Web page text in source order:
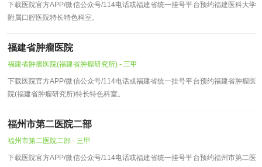
下载医院官方APP/微信公众号/114电话或福建省统一挂号平台预约福建医科大学
附属口腔医院特长特色科室。
福建省肿瘤医院
福建省肿瘤医院(福建省肿瘤研究所) - 三甲
下载医院官方APP/微信公众号/114电话或福建省统一挂号平台预约福建省肿瘤医
院(福建省肿瘤研究所)特长特色科室。
福州市第二医院二部
福州市第二医院二部 - 三甲
下载医院官方APP/微信公众号/114电话或福建省统一挂号平台预约福州市第二医